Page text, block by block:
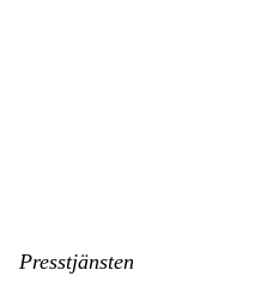
Presstjänsten